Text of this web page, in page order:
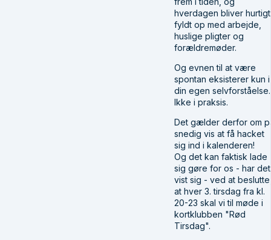
hverdagen bliver hurtigt
fyldt op med arbejde,
huslige pligter og
forældremøder.
Og evnen til at være
spontan eksisterer kun i
din egen selvforståelse.
Ikke i praksis.
Det gælder derfor om
snedig vis at få hacket
sig ind i kalenderen!
Og det kan faktisk lade
sig gøre for os - har det
vist sig - ved at
at hver 3. tirsdag fra kl.
20-23 skal vi til møde i
kortklubben "Rød
Tirsdag".